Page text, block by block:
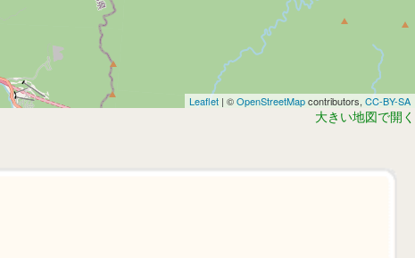
Leaflet | ©OpenStreetMapcontributors, CC-BY-SA
大きい地図で開く